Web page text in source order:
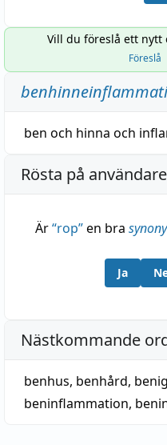
Vill du föreslå ett
Föreslå
ben och hinna och
Rösta på
Är“rop”en bra
Ja
Nästkommande
benhus, benhård, benig
beninflammation,